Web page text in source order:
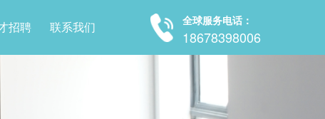
招聘 联系我们 全球服务电话：
18678398006